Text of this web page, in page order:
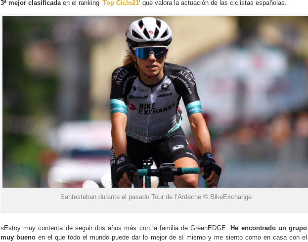
3ª mejor clasificada en el ranking ‘Top Ciclo21‘ que valora la actuación de las ciclistas españolas.
Santesteban durante el pasado Tour de l’Ardeche © BikeExchange
«Estoy muy contenta de seguir dos años más con la familia de GreenEDGE. He encontrado un grupo
muy bueno en el que todo el mundo puede dar lo mejor de sí mismo y me siento como en casa con el